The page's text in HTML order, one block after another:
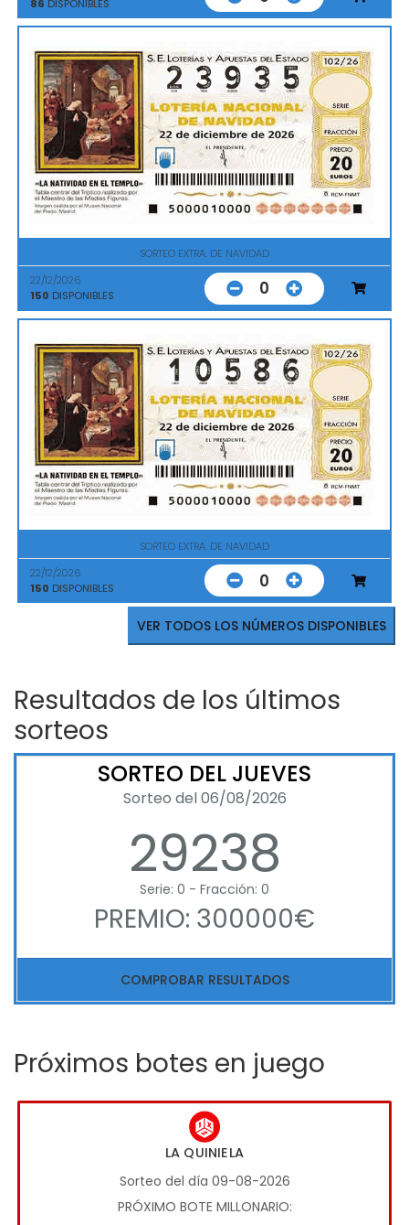
86 DISPONIBLES
SORTEO EXTRA. DE NAVIDAD
22/12/2026
150 DISPONIBLES 0
SORTEO EXTRA. DE NAVIDAD
22/12/2026
150 DISPONIBLES 0
VER TODOS LOS NÚMEROS DISPONIBLES
Resultados de los últimos
sorteos
SORTEO DEL JUEVES
Sorteo del 06/08/2026
29238
Serie: 0 - Fracción: 0
PREMIO: 300000€
COMPROBAR RESULTADOS
Próximos botes en juego
LA QUINIELA
Sorteo del día 09-08-2026
PRÓXIMO BOTE MILLONARIO: